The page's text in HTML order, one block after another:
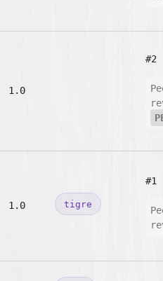
1.0
#2
1.0 tigre
#1